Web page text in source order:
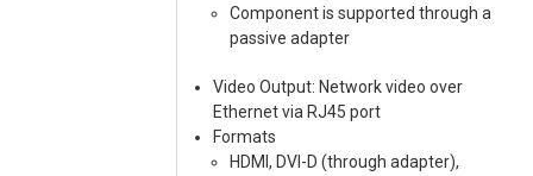
Component is supported through a
passive adapter
Video Output: Network video over
Ethernet via RJ45 port
Formats
HDMI, DVI-D (through adapter),